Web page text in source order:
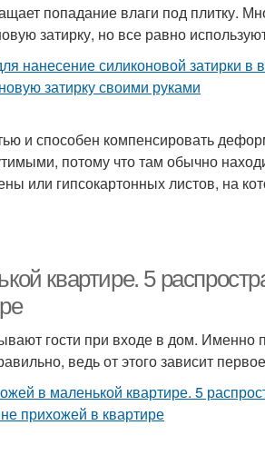
попадание влаги под плитку.
затирку, но все равно
и способен компенсировать
потому что там обычно
или гипсокартонных листов, на
квартире. 5
гости при входе в дом. Именно
ведь от этого зависит